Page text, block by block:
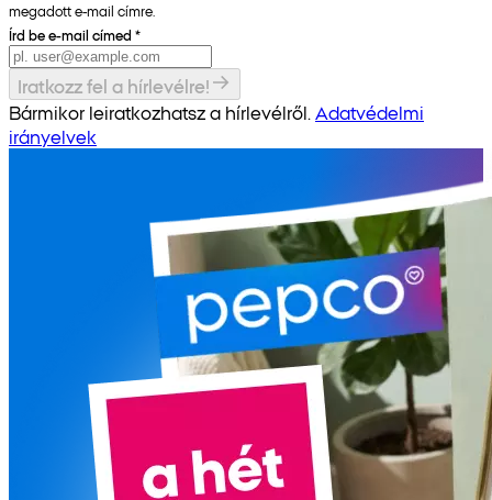
megadott e-mail címre.
Írd be e-mail címed *
Iratkozz fel a hírlevélre!
Bármikor leiratkozhatsz a hírlevélről. Adatvédelmi
irányelvek